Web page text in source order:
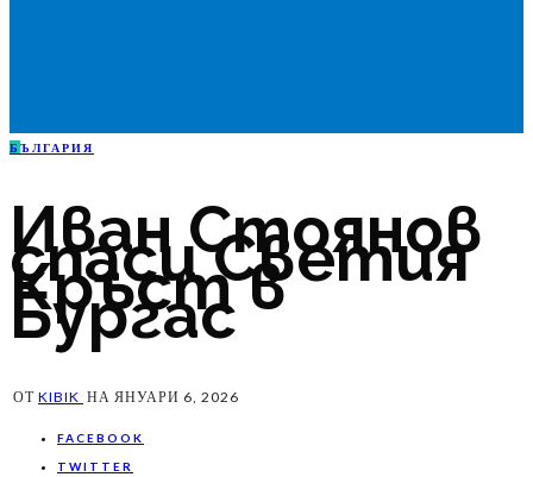
Б ЪЛГАРИЯ
Иван Стоянов
спаси Светия
Кръст в
Бургас
ОТ KIBIK НА ЯНУАРИ 6, 2026
FACEBOOK
TWITTER